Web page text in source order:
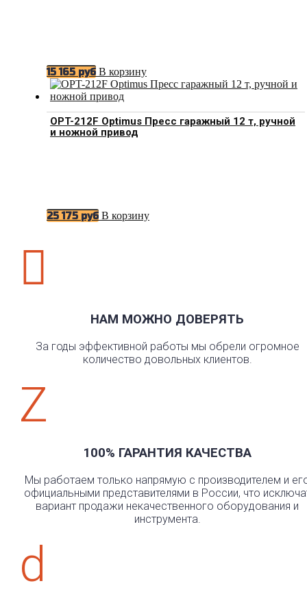
15 165 руб В корзину
OPT-212F Optimus Пресс гаражный 12 т, ручной
и ножной привод
25 175 руб В корзину

НАМ МОЖНО ДОВЕРЯТЬ
За годы эффективной работы мы обрели огромное
количество довольных клиентов.
Z
100% ГАРАНТИЯ КАЧЕСТВА
Мы работаем только напрямую с производителем и
официальными представителями в России, что
вариант продажи некачественного оборудования и
инструмента.
d